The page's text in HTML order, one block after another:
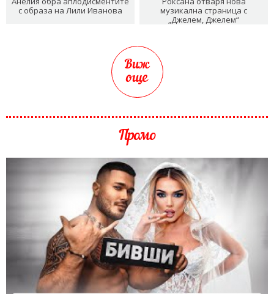
с образа на Лили Иванова
музикална страница с
„Джелем, Джелем“
Виж
още
Промо